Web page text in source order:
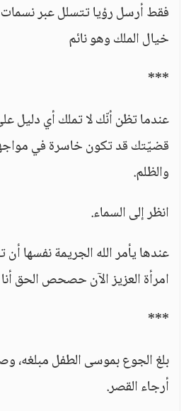
فقط أرسل رؤيا تتسلل عبر نسمات
خيال الملك وهو نائم
***
عندما تظن أنّك لا تملك أي دليل
قضيّتك قد تكون خاسرة في
والظلم.
انظر إلى السماء.
عندها يأمر الله الجريمة نفسها
امرأة العزيز الآن حصحص الحق
***
بلغ الجوع بموسى الطفل مبلغه،
أرجاء القصر.